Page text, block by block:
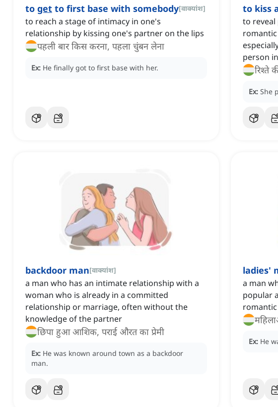
to get to first base with somebody[वाक्यांश]
to reach a stage of intimacy in one's
relationship by kissing one's partner on the lips
पहली बार किस करना, पहला चुंबन लेना
Ex: He finally got to first base with her.
to kiss
to
person
रिश्ते
Ex: She
backdoor man[वाक्यांश]
a man who has an intimate relationship with a
woman who is already in a committed
relationship or marriage, often without the
knowledge of the partner
छिपा हुआ आशिक, पराई औरत का प्रेमी
Ex: He was known around town as a backdoor
man.
ladies'
a man
popular
Ex: He